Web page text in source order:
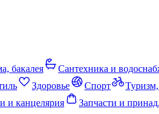
бакалея Сантехника и
Здоровье Спорт
и канцелярия Запчасти и